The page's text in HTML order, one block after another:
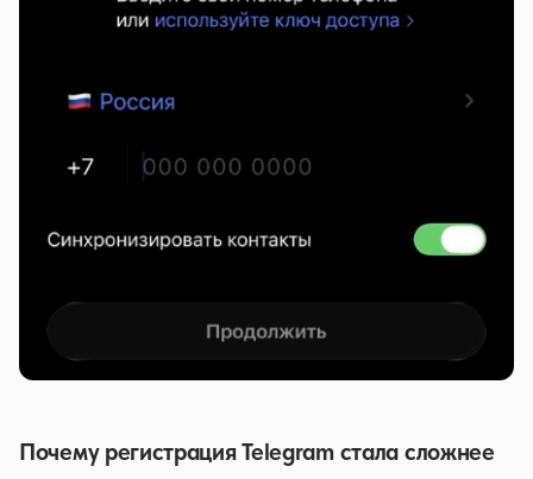
Почему регистрация Telegram стала сложнее